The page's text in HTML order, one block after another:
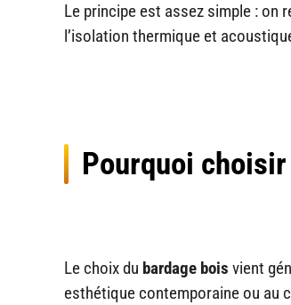
Le principe est assez simple : on
l’isolation thermique et
Pourquoi
Le choix du bardage bois vient
esthétique contemporaine ou au